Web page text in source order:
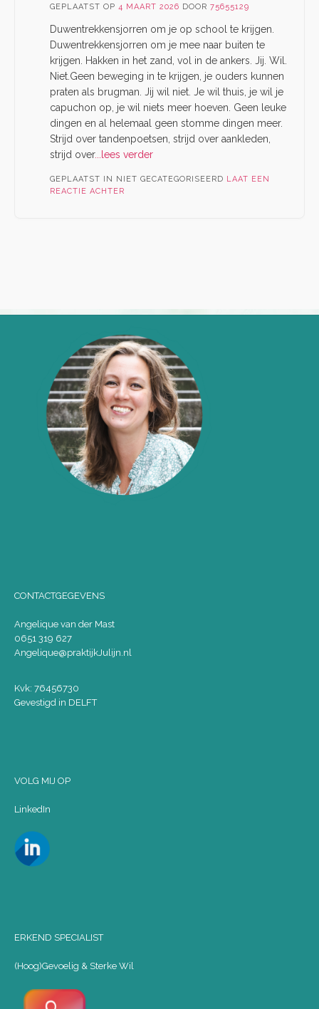
GEPLAATST OP 4 MAART 2026 DOOR 75655129
Duwentrekkensjorren om je op school te krijgen.
Duwentrekkensjorren om je mee naar buiten te
krijgen. Hakken in het zand, vol in de ankers. Jij. Wil.
Niet.Geen beweging in te krijgen, je ouders kunnen
praten als brugman. Jij wil niet. Je wil thuis, je wil je
capuchon op, je wil niets meer hoeven. Geen leuke
dingen en al helemaal geen stomme dingen meer.
Strijd over tandenpoetsen, strijd over aankleden,
strijd over...lees verder
GEPLAATST IN NIET GECATEGORISEERD LAAT EEN
REACTIE ACHTER
CONTACTGEGEVENS
Angelique van der Mast
0651 319 627
Angelique@praktijkJulijn.nl
Kvk: 76456730
Gevestigd in DELFT
VOLG MIJ OP
LinkedIn
ERKEND SPECIALIST
(Hoog)Gevoelig & Sterke Wil